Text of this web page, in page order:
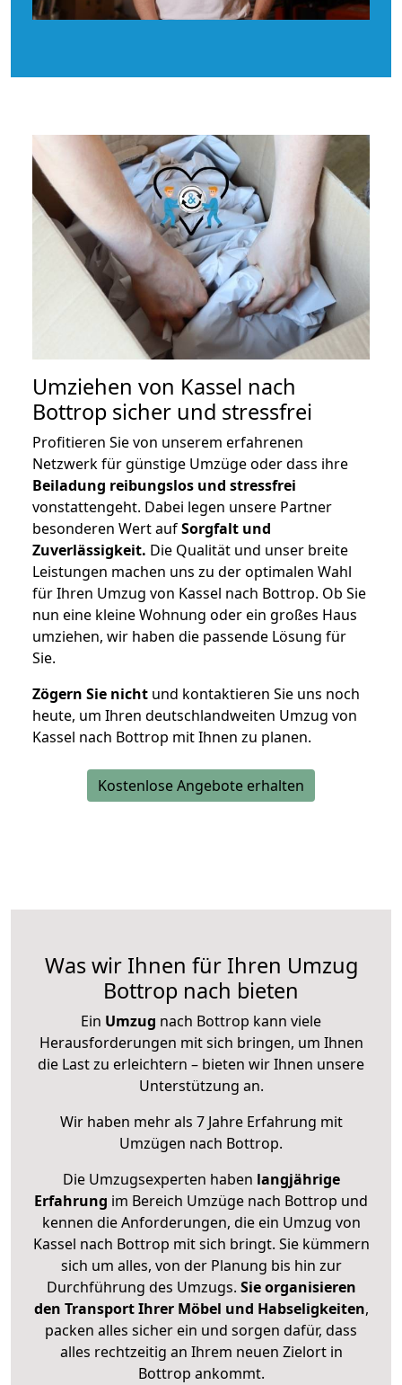
Umziehen von Kassel nach
Bottrop sicher und stressfrei
Profitieren Sie von unserem erfahrenen
Netzwerk für günstige Umzüge oder dass ihre
Beiladung reibungslos und stressfrei
vonstattengeht. Dabei legen unsere Partner
besonderen Wert aufSorgfalt und
Zuverlässigkeit. Die Qualität und unser breite
Leistungen machen uns zu der optimalen Wahl
für Ihren Umzug von Kassel nach Bottrop. Ob Sie
nun eine kleine Wohnung oder ein großes Haus
umziehen, wir haben die passende Lösung für
Sie.
Zögern Sie nicht und kontaktieren Sie uns noch
heute, um Ihren deutschlandweiten Umzug von
Kassel nach Bottrop mit Ihnen zu planen.
Kostenlose Angebote erhalten
Was wir Ihnen für Ihren Umzug
Bottrop nach bieten
Ein Umzug nach Bottrop kann viele
Herausforderungen mit sich bringen, um Ihnen
die Last zu erleichtern – bieten wir Ihnen unsere
Unterstützung an.
Wir haben mehr als 7 Jahre Erfahrung mit
Umzügen nach Bottrop.
Die Umzugsexperten haben langjährige
Erfahrung im Bereich Umzüge nach Bottrop und
kennen die Anforderungen, die ein Umzug von
Kassel nach Bottrop mit sich bringt. Sie kümmern
sich um alles, von der Planung bis hin zur
Durchführung des Umzugs. Sie organisieren
den Transport Ihrer Möbel und Habseligkeiten,
packen alles sicher ein und sorgen dafür, dass
alles rechtzeitig an Ihrem neuen Zielort in
Bottrop ankommt.